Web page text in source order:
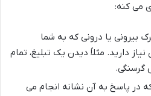
می کنه:
بیرونی یا درونی که به شما
دارید. مثلاً دیدن یک تبلیغ، تمام
گرسنگی.
در پاسخ به آن نشانه انجام می